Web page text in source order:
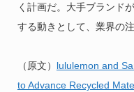
く計画だ。大手ブランド
する動きとして、業界の
（原文） lululemon and
to Advance Recycled